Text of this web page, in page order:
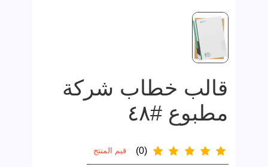
قالب خطاب شركة
مطبوع #٤٨
(0) قيم المنتج